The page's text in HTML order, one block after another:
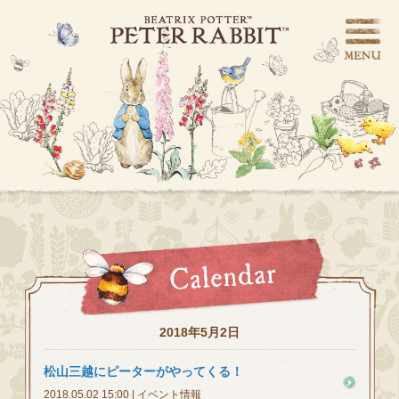
2018年5月2日
松山三越にピーターがやってくる！
2018.05.02 15:00 | イベント情報